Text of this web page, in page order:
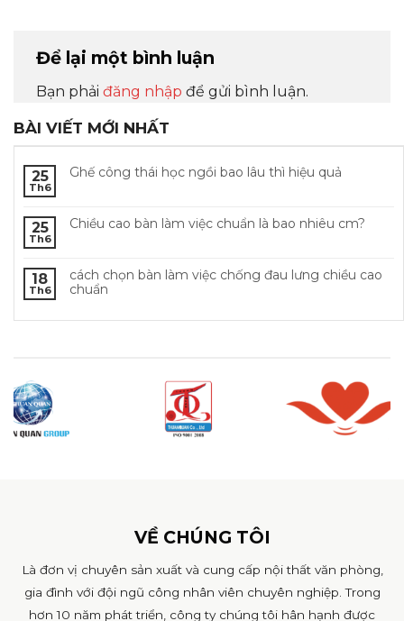
BÀI VIẾT MỚI NHẤT
25
Th6
Ghế công thái học ngồi bao lâu thì hiệu quả
25
Th6
Chiều cao bàn làm việc chuẩn là bao nhiêu cm?
18
Th6
cách chọn bàn làm việc chống đau lưng chiều cao
chuẩn
Để lại một bình luận
Bạn phải đăng nhập để gửi bình luận.
VỀ CHÚNG TÔI
Là đơn vị chuyên sản xuất và cung cấp nội thất văn phòng,
gia đình với đội ngũ công nhân viên chuyên nghiệp. Trong
hơn 10 năm phát triển, công ty chúng tôi hân hạnh được